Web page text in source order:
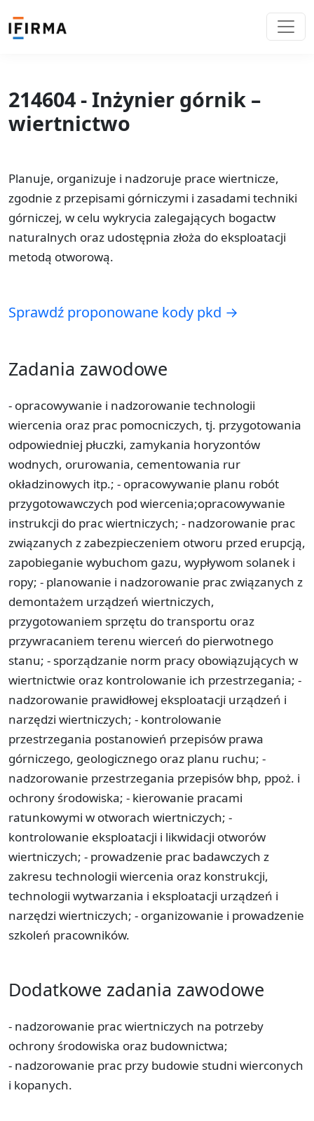
214604 - Inżynier górnik –
wiertnictwo
Planuje, organizuje i nadzoruje prace wiertnicze,
zgodnie z przepisami górniczymi i zasadami techniki
górniczej, w celu wykrycia zalegających bogactw
naturalnych oraz udostępnia złoża do eksploatacji
metodą otworową.
Sprawdź proponowane kody pkd →
Zadania zawodowe
- opracowywanie i nadzorowanie technologii
wiercenia oraz prac pomocniczych, tj. przygotowania
odpowiedniej płuczki, zamykania horyzontów
wodnych, orurowania, cementowania rur
okładzinowych itp.; - opracowywanie planu robót
przygotowawczych pod wiercenia;opracowywanie
instrukcji do prac wiertniczych; - nadzorowanie prac
związanych z zabezpieczeniem otworu przed erupcją,
zapobieganie wybuchom gazu, wypływom solanek i
ropy; - planowanie i nadzorowanie prac związanych z
demontażem urządzeń wiertniczych,
przygotowaniem sprzętu do transportu oraz
przywracaniem terenu wierceń do pierwotnego
stanu; - sporządzanie norm pracy obowiązujących w
wiertnictwie oraz kontrolowanie ich przestrzegania; -
nadzorowanie prawidłowej eksploatacji urządzeń i
narzędzi wiertniczych; - kontrolowanie
przestrzegania postanowień przepisów prawa
górniczego, geologicznego oraz planu ruchu; -
nadzorowanie przestrzegania przepisów bhp, ppoż. i
ochrony środowiska; - kierowanie pracami
ratunkowymi w otworach wiertniczych; -
kontrolowanie eksploatacji i likwidacji otworów
wiertniczych; - prowadzenie prac badawczych z
zakresu technologii wiercenia oraz konstrukcji,
technologii wytwarzania i eksploatacji urządzeń i
narzędzi wiertniczych; - organizowanie i prowadzenie
szkoleń pracowników.
Dodatkowe zadania zawodowe
- nadzorowanie prac wiertniczych na potrzeby
ochrony środowiska oraz budownictwa;
- nadzorowanie prac przy budowie studni wierconych
i kopanych.